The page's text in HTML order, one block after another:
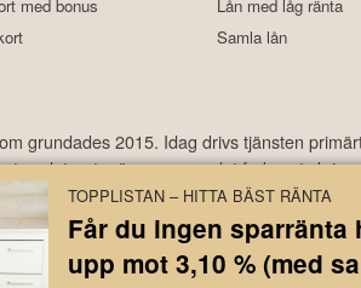
med bonus
Lån med låg ränta
Samla lån
grundades 2015. Idag drivs tjänsten
– ämnen som det frekvent
gånger och med ett
och ger inga råd till dig. Detta innebär att
TOPPLISTAN – HITTA BÄST RÄNTA
Får du ingen
upp mot 3,10 % (med